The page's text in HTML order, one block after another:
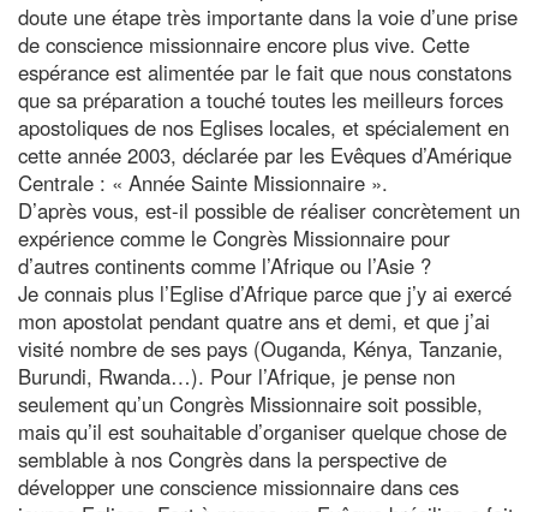
doute une étape très importante dans la voie d’une prise
de conscience missionnaire encore plus vive. Cette
espérance est alimentée par le fait que nous constatons
que sa préparation a touché toutes les meilleurs forces
apostoliques de nos Eglises locales, et spécialement en
cette année 2003, déclarée par les Evêques d’Amérique
Centrale : « Année Sainte Missionnaire ».
D’après vous, est-il possible de réaliser concrètement un
expérience comme le Congrès Missionnaire pour
d’autres continents comme l’Afrique ou l’Asie ?
Je connais plus l’Eglise d’Afrique parce que j’y ai exercé
mon apostolat pendant quatre ans et demi, et que j’ai
visité nombre de ses pays (Ouganda, Kénya, Tanzanie,
Burundi, Rwanda…). Pour l’Afrique, je pense non
seulement qu’un Congrès Missionnaire soit possible,
mais qu’il est souhaitable d’organiser quelque chose de
semblable à nos Congrès dans la perspective de
développer une conscience missionnaire dans ces